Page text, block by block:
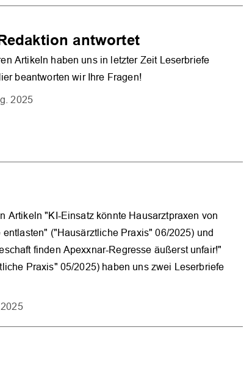
antwortet
Artikeln haben uns in letzter Zeit Leserbriefe
beantworten wir Ihre Fragen!
2025
Artikeln "KI-Einsatz könnte Hausarztpraxen von
entlasten" ("Hausärztliche Praxis" 06/2025) und
finden Apexxnar-Regresse äußerst unfair!"
Praxis" 05/2025) haben uns zwei Leserbriefe